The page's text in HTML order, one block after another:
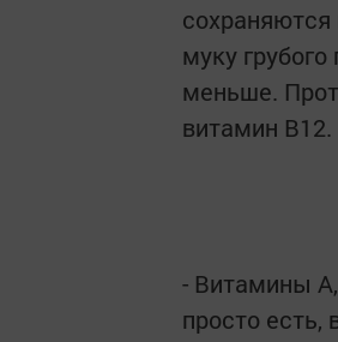
сохраняются
муку
меньше.
витамин В12.
- Витамины
просто есть,